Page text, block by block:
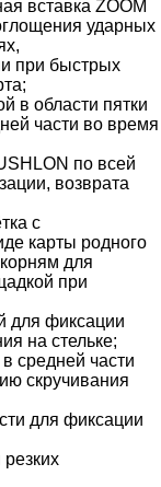
вставка ZOOM
ударных
при быстрых
в области пятки
части во время
по всей
возврата
с
карты родного
для
при
для фиксации
на стельке;
средней части
скручивания
для фиксации